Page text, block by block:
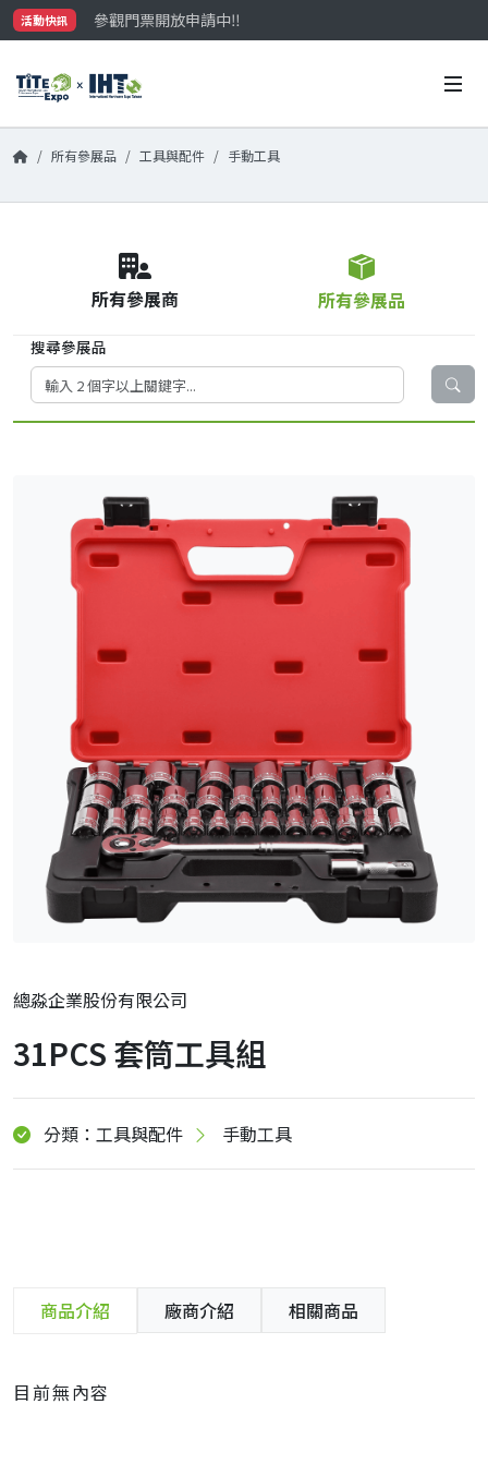
活動快訊
參觀門票開放申請中‼️
最大規模台灣五金展TiTE x IHT，2026/10/20-22與您在
所有參展品 工具與配件 手動工具
所有參展商 所有參展品
搜尋參展品
總淼企業股份有限公司
31PCS 套筒工具組
分類：工具與配件 手動工具
商品介紹 廠商介紹 相關商品
目前無內容